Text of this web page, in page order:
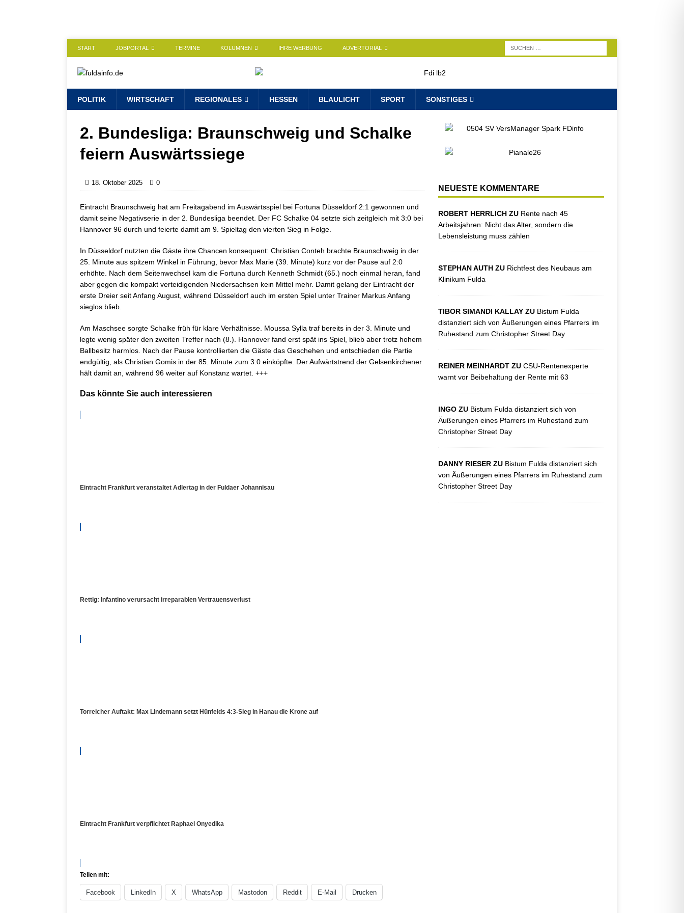
START JOBPORTAL TERMINE KOLUMNEN IHRE WERBUNG ADVERTORIAL
POLITIK WIRTSCHAFT REGIONALES HESSEN BLAULICHT SPORT SONSTIGES
2. Bundesliga: Braunschweig und Schalke
feiern Auswärtssiege
18. Oktober 2025 0
Eintracht Braunschweig hat am Freitagabend im Auswärtsspiel bei Fortuna Düsseldorf 2:1 gewonnen und
damit seine Negativserie in der 2. Bundesliga beendet. Der FC Schalke 04 setzte sich zeitgleich mit 3:0 bei
Hannover 96 durch und feierte damit am 9. Spieltag den vierten Sieg in Folge.
In Düsseldorf nutzten die Gäste ihre Chancen konsequent: Christian Conteh brachte Braunschweig in der
25. Minute aus spitzem Winkel in Führung, bevor Max Marie (39. Minute) kurz vor der Pause auf 2:0
erhöhte. Nach dem Seitenwechsel kam die Fortuna durch Kenneth Schmidt (65.) noch einmal heran, fand
aber gegen die kompakt verteidigenden Niedersachsen kein Mittel mehr. Damit gelang der Eintracht der
erste Dreier seit Anfang August, während Düsseldorf auch im ersten Spiel unter Trainer Markus Anfang
sieglos blieb.
Am Maschsee sorgte Schalke früh für klare Verhältnisse. Moussa Sylla traf bereits in der 3. Minute und
legte wenig später den zweiten Treffer nach (8.). Hannover fand erst spät ins Spiel, blieb aber trotz hohem
Ballbesitz harmlos. Nach der Pause kontrollierten die Gäste das Geschehen und entschieden die Partie
endgültig, als Christian Gomis in der 85. Minute zum 3:0 einköpfte. Der Aufwärtstrend der Gelsenkirchener
hält damit an, während 96 weiter auf Konstanz wartet. +++
Das könnte Sie auch interessieren
Eintracht Frankfurt veranstaltet Adlertag in der Fuldaer Johannisau
Rettig: Infantino verursacht irreparablen Vertrauensverlust
Torreicher Auftakt: Max Lindemann setzt Hünfelds 4:3-Sieg in Hanau die Krone auf
Eintracht Frankfurt verpflichtet Raphael Onyedika
Teilen mit:
Facebook LinkedIn X WhatsApp Mastodon Reddit E-Mail Drucken
NEUESTE KOMMENTARE
ROBERT HERRLICH ZU Rente nach 45
Arbeitsjahren: Nicht das Alter, sondern die
Lebensleistung muss zählen
STEPHAN AUTH ZU Richtfest des Neubaus am
Klinikum Fulda
TIBOR SIMANDI KALLAY ZU Bistum Fulda
distanziert sich von Äußerungen eines Pfarrers im
Ruhestand zum Christopher Street Day
REINER MEINHARDT ZU CSU-Rentenexperte
warnt vor Beibehaltung der Rente mit 63
INGO ZU Bistum Fulda distanziert sich von
Äußerungen eines Pfarrers im Ruhestand zum
Christopher Street Day
DANNY RIESER ZU Bistum Fulda distanziert sich
von Äußerungen eines Pfarrers im Ruhestand zum
Christopher Street Day